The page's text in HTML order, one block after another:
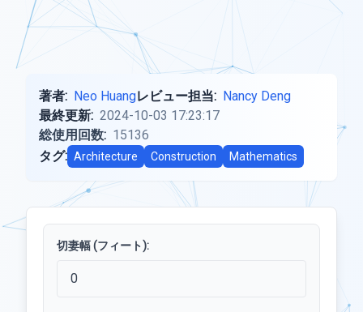
著者: Neo Huangレビュー担当: Nancy Deng
最終更新: 2024-10-03 17:23:17
総使用回数: 15136
タグ: Architecture Construction Mathematics
切妻幅 (フィート):